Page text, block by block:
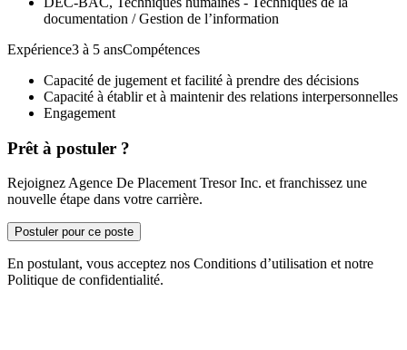
documentation / Gestion de l’information
Expérience3 à 5 ansCompétences
Capacité de jugement et facilité à prendre des décisions
Capacité à établir et à maintenir des relations interpersonnelles
Engagement
Prêt à postuler ?
Rejoignez Agence De Placement Tresor Inc. et franchissez une
nouvelle étape dans votre carrière.
Postuler pour ce poste
En postulant, vous acceptez nos Conditions d’utilisation et notre
Politique de confidentialité.